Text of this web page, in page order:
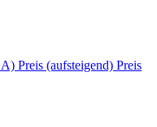
A) Preis (aufsteigend) Preis